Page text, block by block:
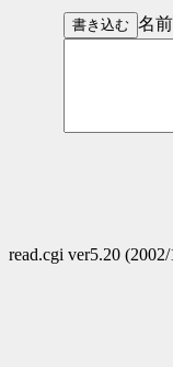
名前
read.cgi ver5.20